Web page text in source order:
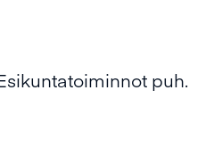
puh.